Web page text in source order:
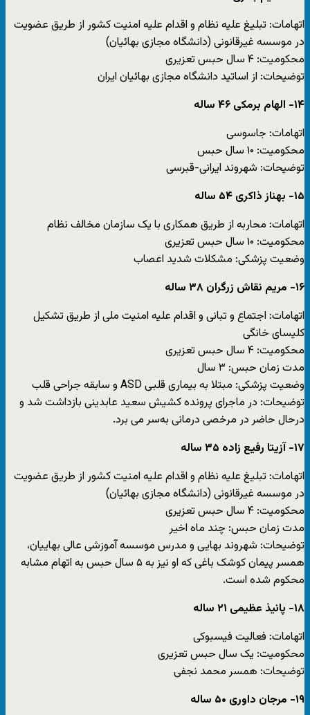
اتهامات: تبلیغ علیه نظام و اقدام علیه امنیت کشور از طریق عضویت
در موسسه غیرقانونی (دانشگاه مجازی بهائیان)
محکومیت: ۴ سال حبس تعزیری
توضیحات: از اساتید دانشگاه مجازی بهائیان ایران
۱۴- الهام برمکی ۴۶ ساله
اتهامات: جاسوسی
محکومیت: ۱۰ سال حبس
توضیحات: شهروند ایرانی-قبرسی
۱۵- بهناز ذاکری ۵۴ ساله
اتهامات: محاربه از طریق همکاری با یک سازمان مخالف نظام
محکومیت: ۱۰ سال حبس تعزیری
وضعیت پزشکی: مشکلات شدید اعصاب
۱۶- مریم نقاش زرگران ۳۸ ساله
اتهامات: اجتماع و تبانی و اقدام علیه امنیت ملی از طریق تشکیل
کلیسای خانگی
محکومیت: ۴ سال حبس تعزیری
مدت زمان حبس: ۳ سال
وضعیت پزشکی: مبتلا به بیماری قلبی ASD و سابقه جراحی قلب
توضیحات: در ماجرای پرونده کشیش سعید عابدینی بازداشت شد و
درحال حاضر در مرخصی درمانی به‌سر می برد.
۱۷- آزیتا رفیع زاده ۳۵ ساله
اتهامات: تبلیغ علیه نظام و اقدام علیه امنیت کشور از طریق عضویت
در موسسه غیرقانونی (دانشگاه مجازی بهائیان)
محکومیت: ۴ سال حبس تعزیری
مدت زمان حبس: چند ماه اخیر
توضیحات: شهروند بهایی و مدرس موسسه آموزشی عالی بهاییان،
همسر پیمان کوشک باغی که او نیز به ۵ سال حبس به اتهام مشابه
محکوم شده است.
۱۸- پانیذ عظیمی ۲۱ ساله
اتهامات: فعالیت فیسبوکی
محکومیت: یک سال حبس تعزیری
توضیحات: همسر محمد نجفی
۱۹- مرجان داوری ۵۰ ساله